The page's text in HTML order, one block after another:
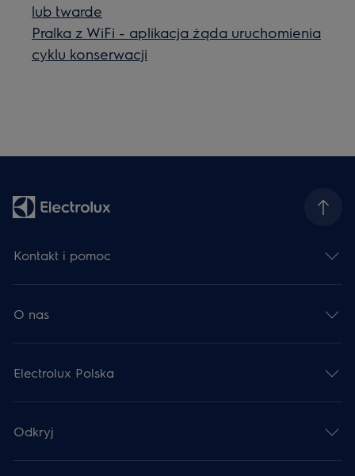
lub twarde
Pralka z WiFi - aplikacja żąda uruchomienia
cyklu konserwacji
Kontakt i pomoc
O nas
Electrolux Polska
Odkryj